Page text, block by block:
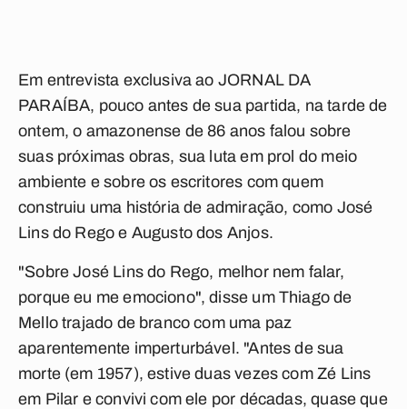
Em entrevista exclusiva ao JORNAL DA
PARAÍBA, pouco antes de sua partida, na tarde de
ontem, o amazonense de 86 anos falou sobre
suas próximas obras, sua luta em prol do meio
ambiente e sobre os escritores com quem
construiu uma história de admiração, como José
Lins do Rego e Augusto dos Anjos.
"Sobre José Lins do Rego, melhor nem falar,
porque eu me emociono", disse um Thiago de
Mello trajado de branco com uma paz
aparentemente imperturbável. "Antes de sua
morte (em 1957), estive duas vezes com Zé Lins
em Pilar e convivi com ele por décadas, quase que